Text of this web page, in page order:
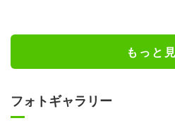
もっと
フォトギャラリー